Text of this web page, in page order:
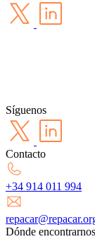
Síguenos
Contacto
+34 914 011 994
Dónde encontrarnos